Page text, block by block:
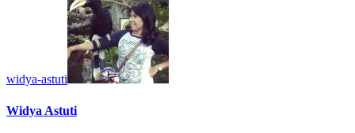
widya-astuti
Widya Astuti